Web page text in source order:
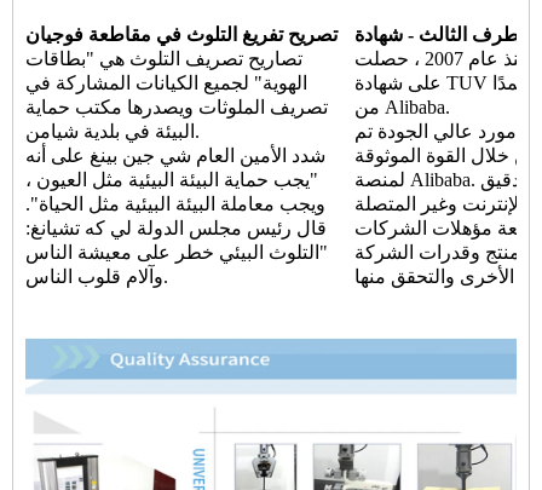
تصريح تفريغ التلوث في مقاطعة فوجيان
تصاريح تصريف التلوث هي "بطاقات
الهوية" لجميع الكيانات المشاركة في
تصريف الملوثات ويصدرها مكتب حماية
البيئة في بلدية شيامن.
شدد الأمين العام شي جين بينغ على أنه
"يجب حماية البيئة البيئية مثل العيون ،
ويجب معاملة البيئة البيئية مثل الحياة".
قال رئيس مجلس الدولة لي كه تشيانغ:
"التلوث البيئي خطر على معيشة الناس
وآلام قلوب الناس.
منذ عام 2007 ، حصلت Finehope باستمرار
على شهادة TUV وأصبحت موردًا معتمدًا
من Alibaba.
هو مورد عالي الجودة تم
خلال القوة الموثوقة
لمنصة Alibaba. من خلال عمليات التدقيق
الإنترنت وغير المتصلة
مؤهلات الشركات
المنتج وقدرات الشركة